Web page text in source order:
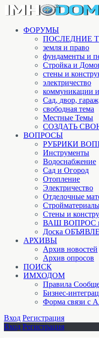
ФОРУМЫ
ПОСЛЕДНИЕ
земля и право
фундаменты и
Стройка и
стены и
электричество
коммуникации
Cад, двор,
свободная тема
Местные Темы
СОЗДАТЬ
ВОПРОСЫ
РУБРИКИ
Инструменты
Водоснабжение
Сад и Огород
Отопление
Электричество
Отделочные
Стены и
ВАШ ВОПРОС
Доска
АРХИВЫ
Архив новостей
Архив опросов
ПОИСК
ИМХОДОМ
Правила
Бизнес-
Форма связи с
Вход Регистрация
Вход Регистрация